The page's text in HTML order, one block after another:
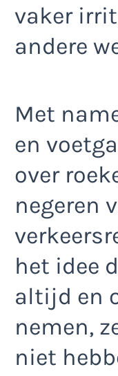
vaker
andere
Met
en
over
negeren
het idee
altijd en
nemen,
niet